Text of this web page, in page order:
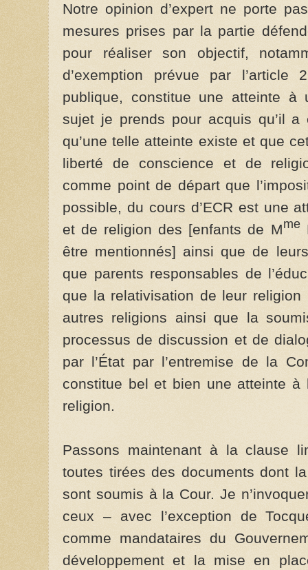
Notre opinion d’expert ne porte
mesures prises par la partie
pour réaliser son objectif,
d’exemption prévue par
publique, constitue une atteinte à
sujet je prends pour acquis qu’il
qu’une telle atteinte existe et que
liberté de conscience et de
comme point de départ que
possible, du cours d’ECR est une
et de religion des [enfants de Mme
être mentionnés] ainsi que de
que parents responsables de
que la relativisation de leur
autres religions ainsi que la
processus de discussion et de
par l’État par l’entremise de la
constitue bel et bien une atteinte
religion.
Passons maintenant à la clause
toutes tirées des documents dont
sont soumis à la Cour. Je
ceux – avec l’exception de
comme mandataires du
développement et la mise en